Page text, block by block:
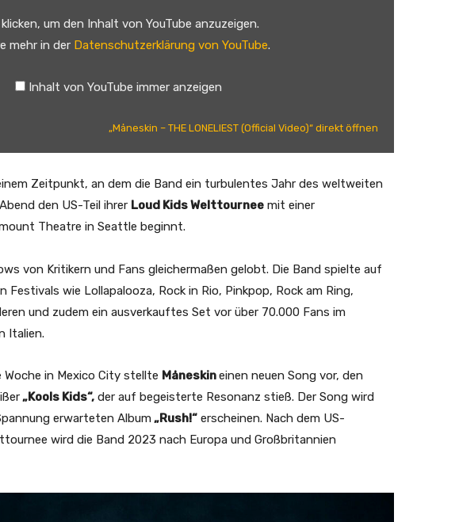
klicken, um den Inhalt von YouTube anzuzeigen.
mehr in der Datenschutzerklärung von YouTube.
Inhalt von YouTube immer anzeigen
„Måneskin – THE LONELIEST (Official Video)“ direkt öffnen
Zeitpunkt, an dem die Band ein turbulentes Jahr des weltweiten
den US-Teil ihrer Loud Kids Welttournee mit einer
Theatre in Seattle beginnt.
von Kritikern und Fans gleichermaßen gelobt. Die Band spielte auf
Festivals wie Lollapalooza, Rock in Rio, Pinkpop, Rock am Ring,
und zudem ein ausverkauftes Set vor über 70.000 Fans im
Italien.
in Mexico City stellte Måneskineinen neuen Song vor, den
„Kools Kids“, der auf begeisterte Resonanz stieß. Der Song wird
erwarteten Album„Rush!“ erscheinen. Nach dem US-
wird die Band 2023 nach Europa und Großbritannien